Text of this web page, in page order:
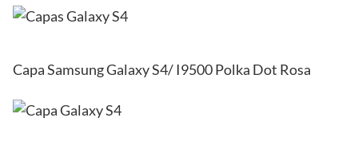
Capa Samsung Galaxy S4/ I9500 Polka Dot Rosa